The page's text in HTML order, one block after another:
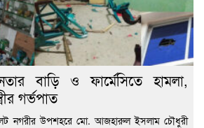
বাড়ি ও ফার্মেসিতে হামলা,
গর্ভপাত
নগরীর উপশহরে মো. আজহারুল ইসলাম চৌধুরী